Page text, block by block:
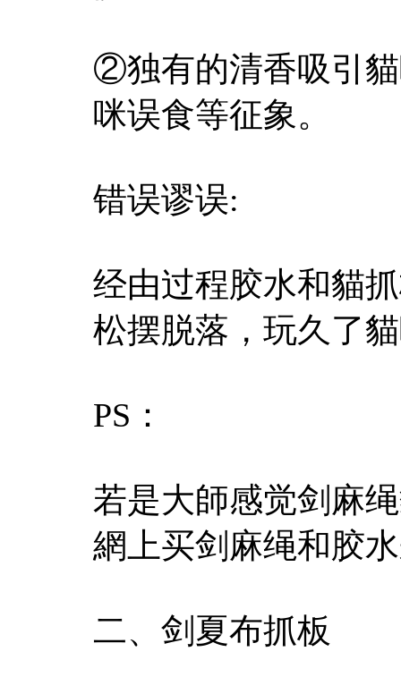
②独有的清香吸引
咪误食等征象。
错误谬误:
经由过程胶水和貓
松摆脱落，玩久了
PS：
若是大師感觉剑麻
網上买剑麻绳和胶
二、剑夏布抓板